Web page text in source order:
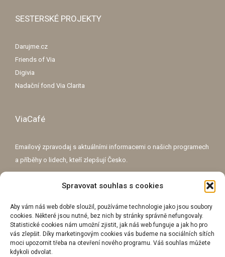
Spravovat souhlas s cookies
Aby vám náš web dobře sloužil, používáme technologie jako jsou soubory
cookies. Některé jsou nutné, bez nich by stránky správně nefungovaly.
Statistické cookies nám umožní zjistit, jak náš web funguje a jak ho pro
vás zlepšit. Díky marketingovým cookies vás budeme na sociálních sítích
moci upozornit třeba na otevření nového programu. Váš souhlas můžete
kdykoli odvolat.
SESTERSKÉ PROJEKTY
Darujme.cz
Friends of Via
Digivia
Nadační fond Via Clarita
ViaCafé
Emailový zpravodaj s aktuálními informacemi o našich programech
a příběhy o lidech, kteří zlepšují Česko.
E-mailová adresa
Přihlášením se k odběru souhlasíte se